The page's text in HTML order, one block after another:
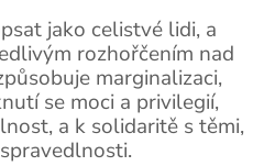
jako celistvé lidi, a
rozhořčením nad
marginalizaci,
se moci a privilegií,
a k solidaritě s těmi,